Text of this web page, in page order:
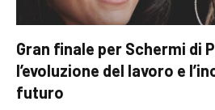
Gran finale per Schermi di
l’evoluzione del lavoro e
futuro